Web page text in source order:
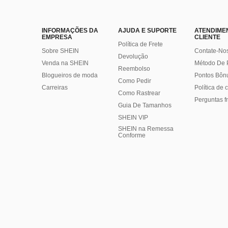
INFORMAÇÕES DA
EMPRESA
Sobre SHEIN
Venda na SHEIN
Blogueiros de moda
Carreiras
AJUDA E SUPORTE
Política de Frete
Devolução
Reembolso
Como Pedir
Como Rastrear
Guia De Tamanhos
SHEIN VIP
SHEIN na Remessa
Conforme
CLIENTE
Contate-
Método De
Pontos
Política de
Perguntas